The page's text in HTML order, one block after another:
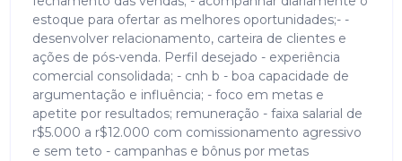
estoque para ofertar as melhores oportunidades;- -
desenvolver relacionamento, carteira de clientes e
ações de pós-venda. Perfil desejado - experiência
comercial consolidada; - cnh b - boa capacidade de
argumentação e influência; - foco em metas e
apetite por resultados; remuneração - faixa salarial de
r$5.000 a r$12.000 com comissionamento agressivo
e sem teto - campanhas e bônus por metas